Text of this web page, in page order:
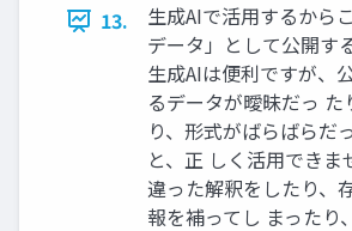
13.
生成AIで活用するから
データ」として公開す
生成AIは便利ですが、
るデータが曖昧だっ た
り、形式がばらばらだ
と、正 しく活用できま
違った解釈をしたり、
報を補ってし まったり